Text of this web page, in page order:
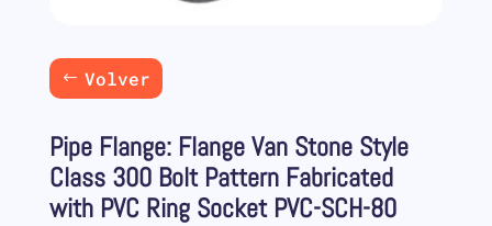
Volver
Pipe Flange: Flange Van Stone Style
Class 300 Bolt Pattern Fabricated
with PVC Ring Socket PVC-SCH-80